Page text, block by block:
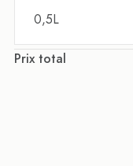
0,5L
Prix total